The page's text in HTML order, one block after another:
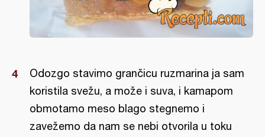
Odozgo stavimo grančicu ruzmarina ja sam
koristila svežu, a može i suva, i kamapom
obmotamo meso blago stegnemo i
zavežemo da nam se nebi otvorila u toku